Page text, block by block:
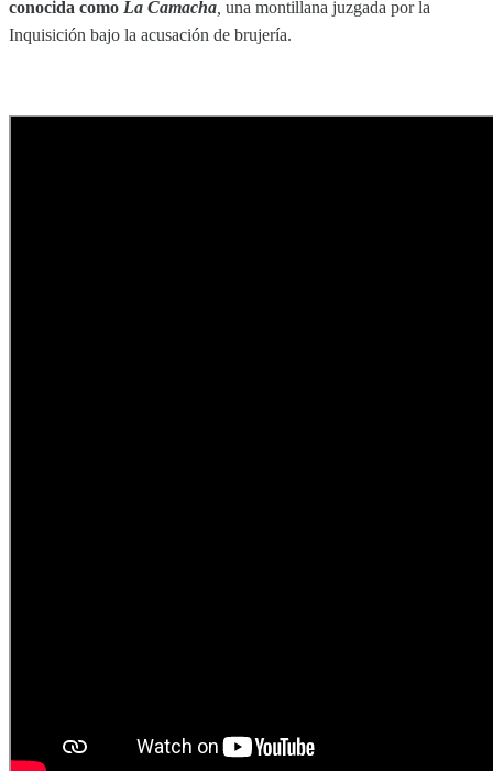
conocida como La Camacha una montillana juzgada por la
Inquisición bajo la acusación de brujería.